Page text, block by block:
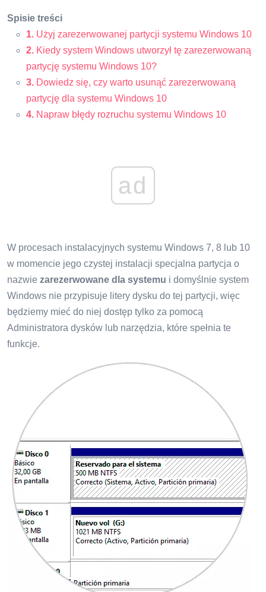
Spisie treści
1. Użyj zarezerwowanej partycji systemu Windows 10
2. Kiedy system Windows utworzył tę zarezerwowaną
partycję systemu Windows 10?
3. Dowiedz się, czy warto usunąć zarezerwowaną
partycję dla systemu Windows 10
4. Napraw błędy rozruchu systemu Windows 10
ad
W procesach instalacyjnych systemu Windows 7, 8 lub 10
w momencie jego czystej instalacji specjalna partycja o
nazwie zarezerwowane dla systemu i domyślnie system
Windows nie przypisuje litery dysku do tej partycji, więc
będziemy mieć do niej dostęp tylko za pomocą
Administratora dysków lub narzędzia, które spełnia te
funkcje.